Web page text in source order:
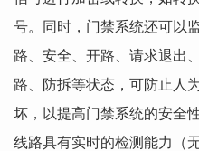
号。同时，门禁系统还可以
路、安全、开路、请求退出
路、防拆等状态，可防止人
坏，以提高门禁系统的安全
线路具有实时的检测能力（